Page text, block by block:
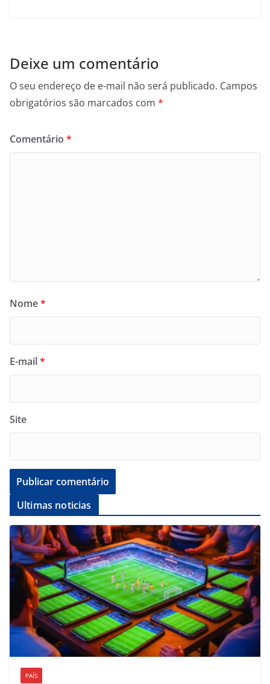
Deixe um comentário
O seu endereço de e-mail não será publicado. Campos
obrigatórios são marcados com *
Comentário *
Nome*
E-mail*
Site
Ultimas noticias
PAÍS